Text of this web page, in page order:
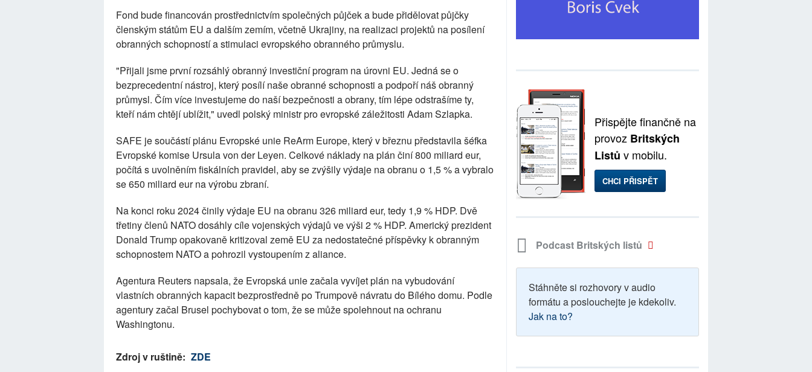
Fond bude financován prostřednictvím společných půjček a bude přidělovat půjčky
členským státům EU a dalším zemím, včetně Ukrajiny, na realizaci projektů na posílení
obranných schopností a stimulaci evropského obranného průmyslu.
"Přijali jsme první rozsáhlý obranný investiční program na úrovni EU. Jedná se o
bezprecedentní nástroj, který posílí naše obranné schopnosti a podpoří náš obranný
průmysl. Čím více investujeme do naší bezpečnosti a obrany, tím lépe odstrašíme ty,
kteří nám chtějí ublížit," uvedl polský ministr pro evropské záležitosti Adam Szlapka.
SAFE je součástí plánu Evropské unie ReArm Europe, který v březnu představila šéfka
Evropské komise Ursula von der Leyen. Celkové náklady na plán činí 800 miliard eur,
počítá s uvolněním fiskálních pravidel, aby se zvýšily výdaje na obranu o 1,5 % a vybralo
se 650 miliard eur na výrobu zbraní.
Na konci roku 2024 činily výdaje EU na obranu 326 miliard eur, tedy 1,9 % HDP. Dvě
třetiny členů NATO dosáhly cíle vojenských výdajů ve výši 2 % HDP. Americký prezident
Donald Trump opakovaně kritizoval země EU za nedostatečné příspěvky k obranným
schopnostem NATO a pohrozil vystoupením z aliance.
Agentura Reuters napsala, že Evropská unie začala vyvíjet plán na vybudování
vlastních obranných kapacit bezprostředně po Trumpově návratu do Bílého domu. Podle
agentury začal Brusel pochybovat o tom, že se může spolehnout na ochranu
Washingtonu.
Zdroj v ruštině: ZDE
Přispějte finančně na
provoz Britských
Listů v mobilu.
CHCI PŘISPĚT
Podcast Britských listů
Stáhněte si rozhovory v audio
formátu a poslouchejte je kdekoliv.
Jak na to?